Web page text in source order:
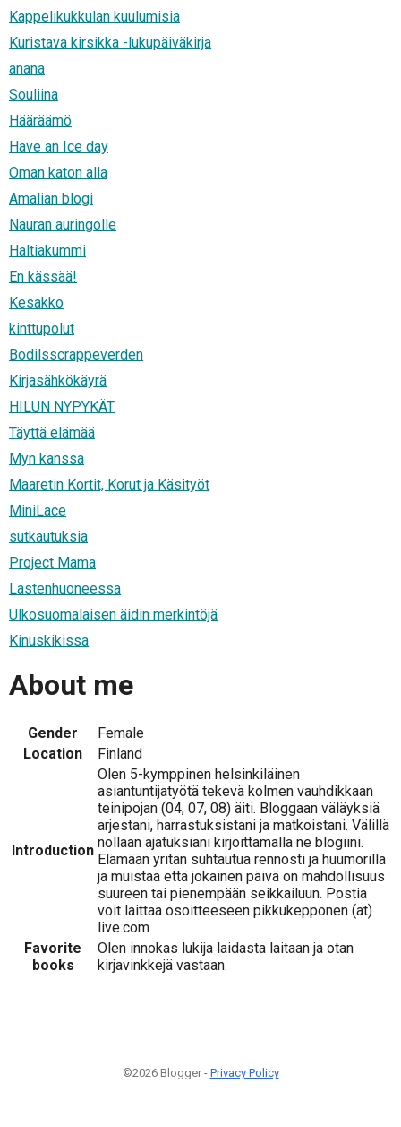
Kappelikukkulan kuulumisia
Kuristava kirsikka -lukupäiväkirja
anana
Souliina
Hääräämö
Have an Ice day
Oman katon alla
Amalian blogi
Nauran auringolle
Haltiakummi
En kässää!
Kesakko
kinttupolut
Bodilsscrappeverden
Kirjasähkökäyrä
HILUN NYPYKÄT
Täyttä elämää
Myn kanssa
Maaretin Kortit, Korut ja Käsityöt
MiniLace
sutkautuksia
Project Mama
Lastenhuoneessa
Ulkosuomalaisen äidin merkintöjä
Kinuskikissa
About me
Gender
Female
Location
Finland
Introduction
Olen 5-kymppinen helsinkiläinen
asiantuntijatyötä tekevä kolmen vauhdikkaan
teinipojan (04, 07, 08) äiti. Bloggaan väläyksiä
arjestani, harrastuksistani ja matkoistani. Välillä
nollaan ajatuksiani kirjoittamalla ne blogiini.
Elämään yritän suhtautua rennosti ja huumorilla
ja muistaa että jokainen päivä on mahdollisuus
suureen tai pienempään seikkailuun. Postia
voit laittaa osoitteeseen pikkukepponen (at)
live.com
Favorite
books
Olen innokas lukija laidasta laitaan ja otan
kirjavinkkejä vastaan.
©2026 Blogger - Privacy Policy